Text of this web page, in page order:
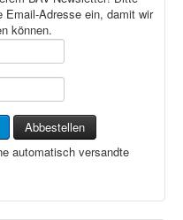
Email-Adresse ein, damit wir
können.
automatisch versandte